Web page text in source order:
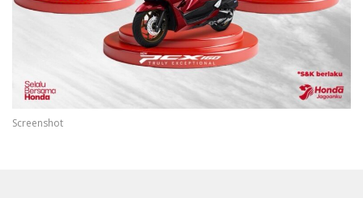
Screenshot